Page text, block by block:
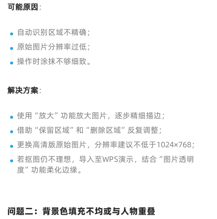
可能原因：
自动识别区域不精确；
原始图片分辨率过低；
操作时涂抹不够细致。
解决方案：
使用“放大”功能放大图片，逐步精细描边；
借助“保留区域”和“删除区域”反复调整；
更换高清版原始图片，分辨率建议不低于1024×768；
若抠图仍不理想，导入至WPS演示，结合“图片透明
度”功能柔化边缘。
问题二：背景色填充不均或与人物重叠